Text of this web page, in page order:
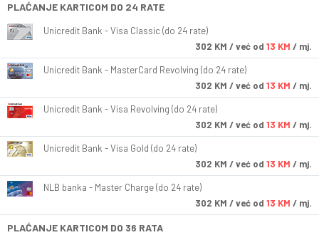
PLAĆANJE KARTICOM DO 24 RATE
Unicredit Bank - Visa Classic (do 24 rate)
302 KM / već od 13 KM / mj.
Unicredit Bank - MasterCard Revolving (do 24 rate)
302 KM / već od 13 KM / mj.
Unicredit Bank - Visa Revolving (do 24 rate)
302 KM / već od 13 KM / mj.
Unicredit Bank - Visa Gold (do 24 rate)
302 KM / već od 13 KM / mj.
NLB banka - Master Charge (do 24 rate)
302 KM / već od 13 KM / mj.
PLAĆANJE KARTICOM DO 36 RATA